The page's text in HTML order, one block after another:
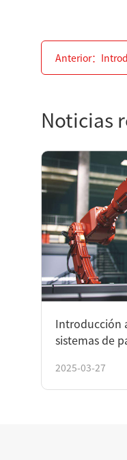
Anterior：
Noticias
Introducción
sistemas de
2025-03-27